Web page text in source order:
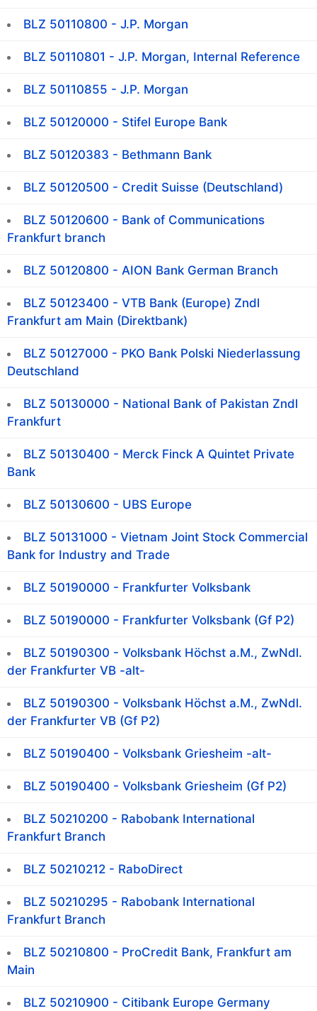
BLZ 50110800 - J.P. Morgan
BLZ 50110801 - J.P. Morgan, Internal Reference
BLZ 50110855 - J.P. Morgan
BLZ 50120000 - Stifel Europe Bank
BLZ 50120383 - Bethmann Bank
BLZ 50120500 - Credit Suisse (Deutschland)
BLZ 50120600 - Bank of Communications
Frankfurt branch
BLZ 50120800 - AION Bank German Branch
BLZ 50123400 - VTB Bank (Europe) Zndl
Frankfurt am Main (Direktbank)
BLZ 50127000 - PKO Bank Polski Niederlassung
Deutschland
BLZ 50130000 - National Bank of Pakistan Zndl
Frankfurt
BLZ 50130400 - Merck Finck A Quintet Private
Bank
BLZ 50130600 - UBS Europe
BLZ 50131000 - Vietnam Joint Stock Commercial
Bank for Industry and Trade
BLZ 50190000 - Frankfurter Volksbank
BLZ 50190000 - Frankfurter Volksbank (Gf P2)
BLZ 50190300 - Volksbank Höchst a.M., ZwNdl.
der Frankfurter VB -alt-
BLZ 50190300 - Volksbank Höchst a.M., ZwNdl.
der Frankfurter VB (Gf P2)
BLZ 50190400 - Volksbank Griesheim -alt-
BLZ 50190400 - Volksbank Griesheim (Gf P2)
BLZ 50210200 - Rabobank International
Frankfurt Branch
BLZ 50210212 - RaboDirect
BLZ 50210295 - Rabobank International
Frankfurt Branch
BLZ 50210800 - ProCredit Bank, Frankfurt am
Main
BLZ 50210900 - Citibank Europe Germany